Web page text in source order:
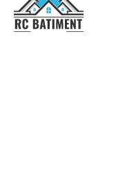
RC
BATIMENT